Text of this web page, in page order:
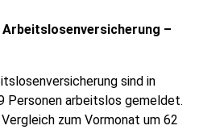
–
sind in
Personen arbeitslos gemeldet.
zum Vormonat um 62